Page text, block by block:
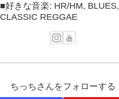
■好きな音楽: HR/HM, BLUES,
CLASSIC REGGAE
ちっちさんをフォローする